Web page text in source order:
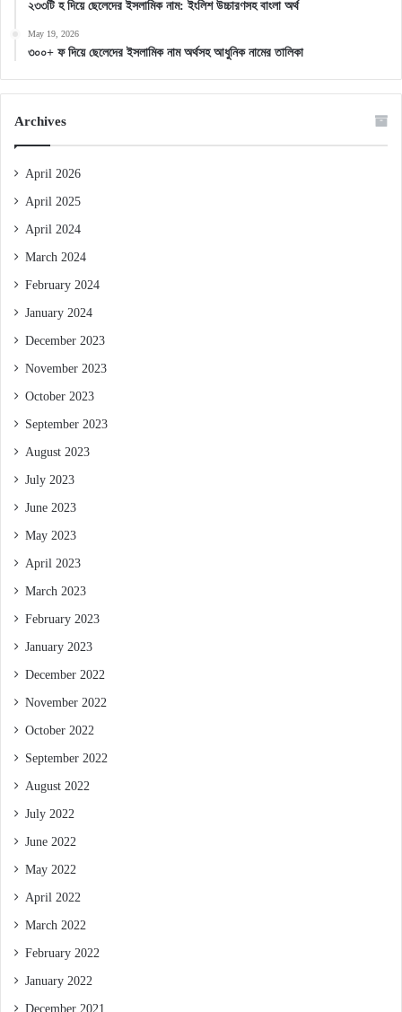
২৩৩টি হ দিয়ে ছেলেদের ইসলামিক নাম: ইংলিশ উচ্চারণসহ বাংলা অর্থ
May 19, 2026
৩০০+ ফ দিয়ে ছেলেদের ইসলামিক নাম অর্থসহ আধুনিক নামের তালিকা
Archives
April 2026
April 2025
April 2024
March 2024
February 2024
January 2024
December 2023
November 2023
October 2023
September 2023
August 2023
July 2023
June 2023
May 2023
April 2023
March 2023
February 2023
January 2023
December 2022
November 2022
October 2022
September 2022
August 2022
July 2022
June 2022
May 2022
April 2022
March 2022
February 2022
January 2022
December 2021